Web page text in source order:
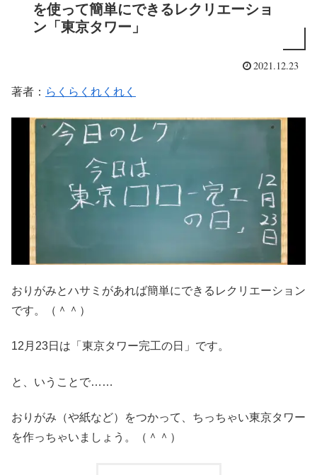
を使って簡単にできるレクリエーショ
ン「東京タワー」
2021.12.23
著者： らくらくれくれく
おりがみとハサミがあれば簡単にできるレクリエーション
です。（＾＾）
12月23日は「東京タワー完工の日」です。
と、いうことで……
おりがみ（や紙など）をつかって、ちっちゃい東京タワー
を作っちゃいましょう。（＾＾）